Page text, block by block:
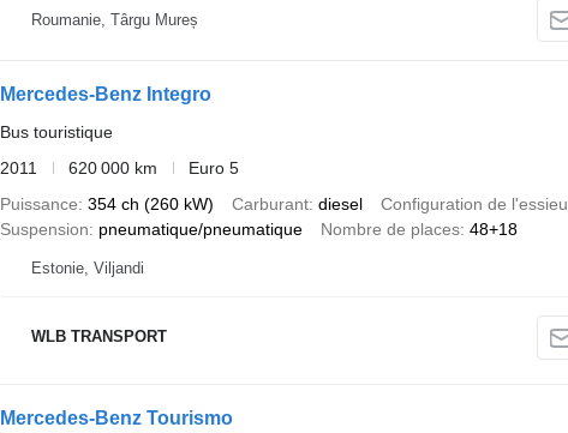
Roumanie, Târgu Mureș
Mercedes-Benz Integro
Bus touristique
2011
620 000 km
Euro 5
Puissance 354 ch (260 kW) Carburant diesel Configuration de l'essieu
Suspension
pneumatique/pneumatique Nombre de places 48+18
Estonie, Viljandi
WLB TRANSPORT
Mercedes-Benz Tourismo